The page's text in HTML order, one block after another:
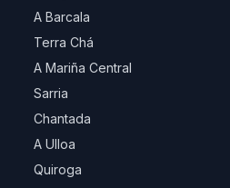
A Barcala
Terra Chá
A Mariña Central
Sarria
Chantada
A Ulloa
Quiroga